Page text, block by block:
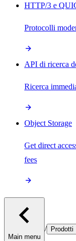
HTTP/3 e
Protocolli
API di ricerca
Ricerca
Object Storage
Get direct
fees
Main menu
/ Prodotti